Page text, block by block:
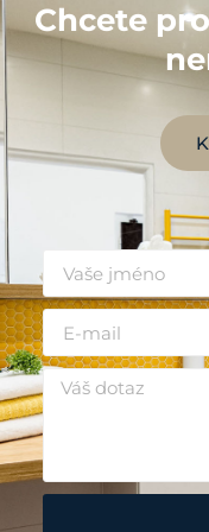
Chcete